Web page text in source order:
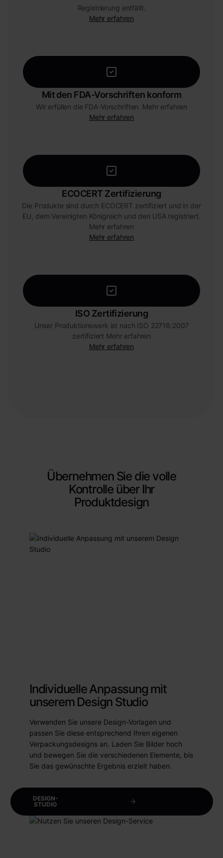
Registrierung entfällt.
Mehr erfahren
Mit den FDA-Vorschriften konform
Wir erfüllen die FDA-Vorschriften. Mehr erfahren
Mehr erfahren
ECOCERT Zertifizierung
Die Produkte sind durch ECOCERT zertifiziert und in der
EU, dem Vereinigten Königreich und den USA registriert.
Mehr erfahren
Mehr erfahren
ISO Zertifizierung
Unser Produktionswerk ist nach ISO 22716:2007
zertifiziert Mehr erfahren
Mehr erfahren
Übernehmen Sie die volle
Kontrolle über Ihr
Produktdesign
Individuelle Anpassung mit
unserem Design Studio
Verwenden Sie unsere Design-Vorlagen und
passen Sie diese entsprechend Ihren eigenen
Verpackungsdesigns an. Laden Sie Bilder hoch
und bewegen Sie die verschiedenen Elemente, bis
Sie das gewünschte Ergebnis erzielt haben.
DESIGN-
STUDIO